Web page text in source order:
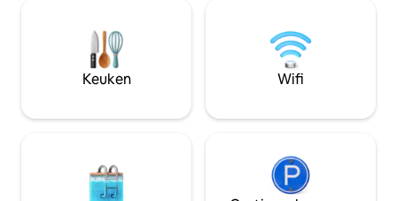
onvergetelijke vakantie. We hebben
nog meer appartementen op deze
pagina staan. Welkom in ons kleine
hoekje van het 'paradijs'.
uitzicht over
kleine stadjes in het
de open en
de woning
Keuken Wifi